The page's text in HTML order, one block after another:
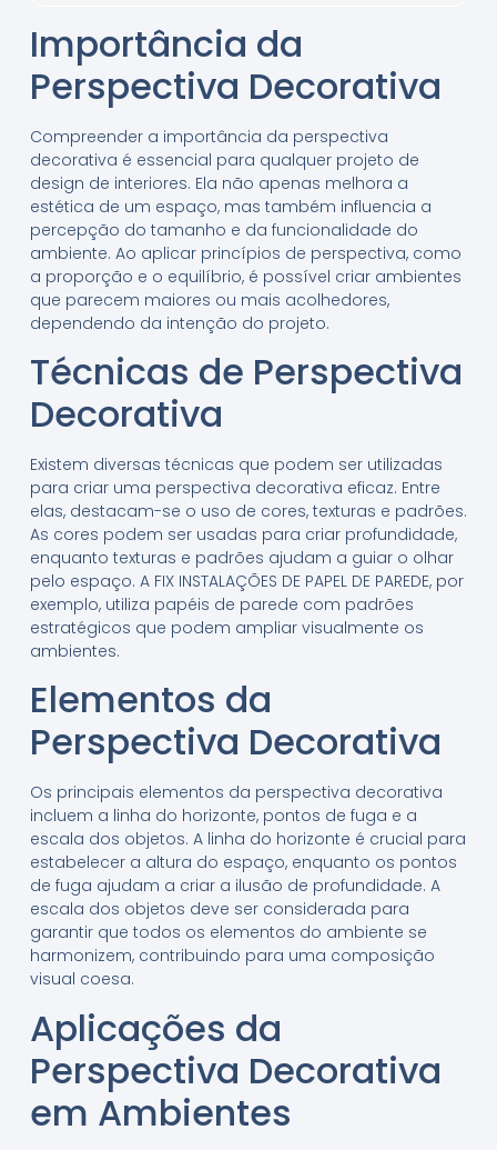
Importância da
Perspectiva Decorativa
Compreender a importância da perspectiva
decorativa é essencial para qualquer projeto de
design de interiores. Ela não apenas melhora a
estética de um espaço, mas também influencia a
percepção do tamanho e da funcionalidade do
ambiente. Ao aplicar princípios de perspectiva, como
a proporção e o equilíbrio, é possível criar ambientes
que parecem maiores ou mais acolhedores,
dependendo da intenção do projeto.
Técnicas de Perspectiva
Decorativa
Existem diversas técnicas que podem ser utilizadas
para criar uma perspectiva decorativa eficaz. Entre
elas, destacam-se o uso de cores, texturas e padrões.
As cores podem ser usadas para criar profundidade,
enquanto texturas e padrões ajudam a guiar o olhar
pelo espaço. A FIX INSTALAÇÕES DE PAPEL DE PAREDE, por
exemplo, utiliza papéis de parede com padrões
estratégicos que podem ampliar visualmente os
ambientes.
Elementos da
Perspectiva Decorativa
Os principais elementos da perspectiva decorativa
incluem a linha do horizonte, pontos de fuga e a
escala dos objetos. A linha do horizonte é crucial para
estabelecer a altura do espaço, enquanto os pontos
de fuga ajudam a criar a ilusão de profundidade. A
escala dos objetos deve ser considerada para
garantir que todos os elementos do ambiente se
harmonizem, contribuindo para uma composição
visual coesa.
Aplicações da
Perspectiva Decorativa
em Ambientes